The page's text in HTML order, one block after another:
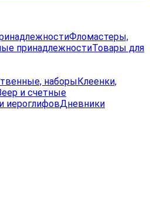
Фломастеры,
принадлежностиТовары для
наборыКлеенки,
и счетные
иероглифовДневники